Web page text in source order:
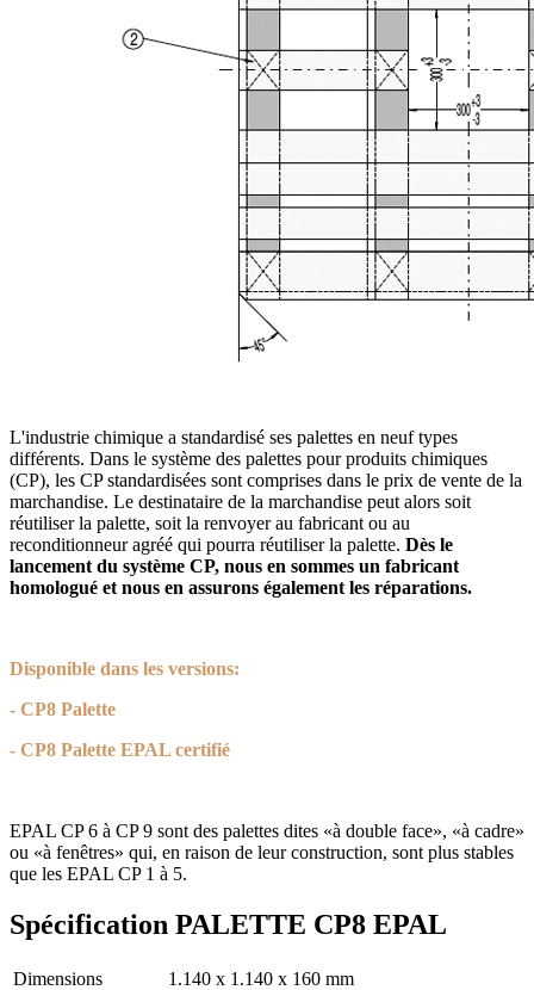
L'industrie chimique a standardisé ses palettes en neuf types
différents. Dans le système des palettes pour produits chimiques
(CP), les CP standardisées sont comprises dans le prix de vente de la
marchandise. Le destinataire de la marchandise peut alors soit
réutiliser la palette, soit la renvoyer au fabricant ou au
reconditionneur agréé qui pourra réutiliser la palette. Dès le
lancement du système CP, nous en sommes un fabricant
homologué et nous en assurons également les réparations.
Disponible dans les versions:
- CP8 Palette
- CP8 Palette EPAL certifié
EPAL CP 6 à CP 9 sont des palettes dites «à double face», «à cadre»
ou «à fenêtres» qui, en raison de leur construction, sont plus stables
que les EPAL CP 1 à 5.
Spécification PALETTE CP8 EPAL
Dimensions
1.140 x 1.140 x 160 mm